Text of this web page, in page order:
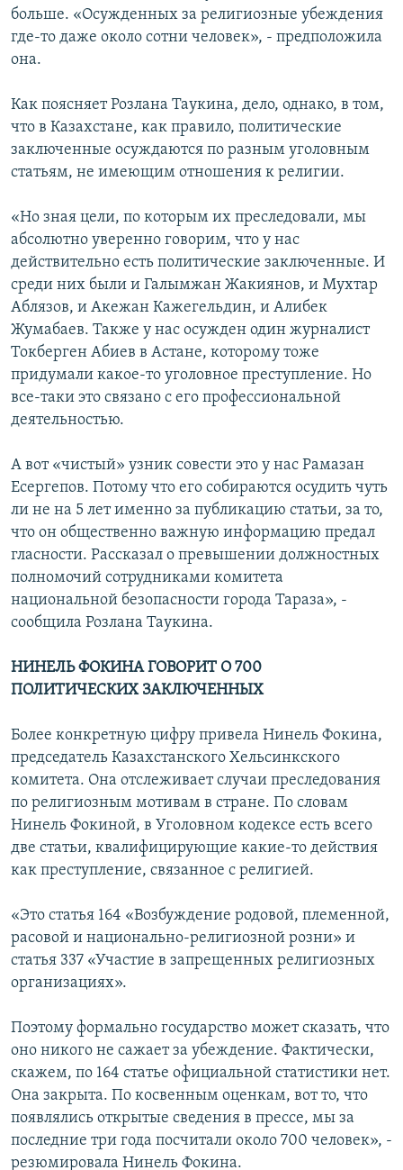
больше. «Осужденных за религиозные убеждения
где-то даже около сотни человек», - предположила
она.
Как поясняет Розлана Таукина, дело, однако, в том,
что в Казахстане, как правило, политические
заключенные осуждаются по разным уголовным
статьям, не имеющим отношения к религии.
«Но зная цели, по которым их преследовали, мы
абсолютно уверенно говорим, что у нас
действительно есть политические заключенные. И
среди них были и Галымжан Жакиянов, и Мухтар
Аблязов, и Акежан Кажегельдин, и Алибек
Жумабаев. Также у нас осужден один журналист
Токберген Абиев в Астане, которому тоже
придумали какое-то уголовное преступление. Но
все-таки это связано с его профессиональной
деятельностью.
А вот «чистый» узник совести это у нас Рамазан
Есергепов. Потому что его собираются осудить чуть
ли не на 5 лет именно за публикацию статьи, за то,
что он общественно важную информацию предал
гласности. Рассказал о превышении должностных
полномочий сотрудниками комитета
национальной безопасности города Тараза», -
сообщила Розлана Таукина.
НИНЕЛЬ ФОКИНА ГОВОРИТ О 700
ПОЛИТИЧЕСКИХ ЗАКЛЮЧЕННЫХ
Более конкретную цифру привела Нинель Фокина,
председатель Казахстанского Хельсинкского
комитета. Она отслеживает случаи преследования
по религиозным мотивам в стране. По словам
Нинель Фокиной, в Уголовном кодексе есть всего
две статьи, квалифицирующие какие-то действия
как преступление, связанное с религией.
«Это статья 164 «Возбуждение родовой, племенной,
расовой и национально-религиозной розни» и
статья 337 «Участие в запрещенных религиозных
организациях».
Поэтому формально государство может сказать, что
оно никого не сажает за убеждение. Фактически,
скажем, по 164 статье официальной статистики нет.
Она закрыта. По косвенным оценкам, вот то, что
появлялись открытые сведения в прессе, мы за
последние три года посчитали около 700 человек», -
резюмировала Нинель Фокина.